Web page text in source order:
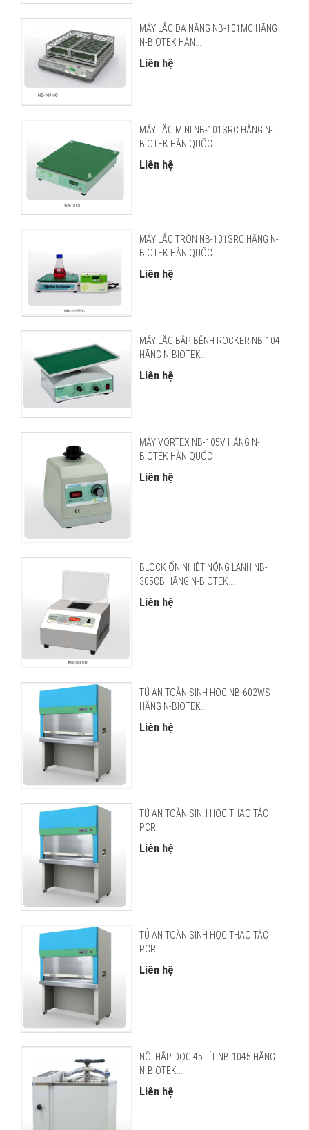
MÁY LẮC ĐA NĂNG NB-101MC HÃNG
N-BIOTEK HÀN...
Liên hệ
MÁY LẮC MINI NB-101SRC HÃNG N-
BIOTEK HÀN QUỐC
Liên hệ
MÁY LẮC TRÒN NB-101SRC HÃNG N-
BIOTEK HÀN QUỐC
Liên hệ
MÁY LẮC BẬP BÊNH ROCKER NB-104
HÃNG N-BIOTEK...
Liên hệ
MÁY VORTEX NB-105V HÃNG N-
BIOTEK HÀN QUỐC
Liên hệ
BLOCK ỔN NHIỆT NÓNG LẠNH NB-
305CB HÃNG N-BIOTEK...
Liên hệ
TỦ AN TOÀN SINH HỌC NB-602WS
HÃNG N-BIOTEK...
Liên hệ
TỦ AN TOÀN SINH HỌC THAO TÁC
PCR...
Liên hệ
TỦ AN TOÀN SINH HỌC THAO TÁC
PCR...
Liên hệ
NỒI HẤP DỌC 45 LÍT NB-1045 HÃNG
N-BIOTEK...
Liên hệ